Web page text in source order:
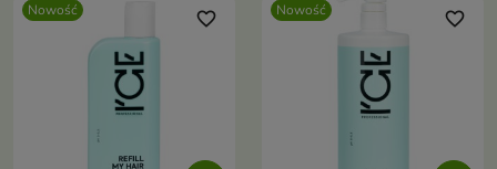
Nowość favorite_border Nowość favorite_border